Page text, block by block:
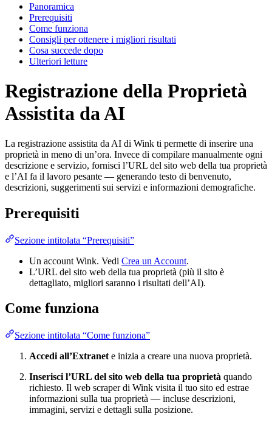
Panoramica
Prerequisiti
Come funziona
Consigli per ottenere i migliori risultati
Cosa succede dopo
Ulteriori letture
Registrazione della Proprietà
Assistita da AI
La registrazione assistita da AI di Wink ti permette di inserire una
proprietà in meno di un’ora. Invece di compilare manualmente ogni
descrizione e servizio, fornisci l’URL del sito web della tua proprietà
e l’AI fa il lavoro pesante — generando testo di benvenuto,
descrizioni, suggerimenti sui servizi e informazioni demografiche.
Prerequisiti
Sezione intitolata “Prerequisiti”
Un account Wink. Vedi Crea un Account.
L’URL del sito web della tua proprietà (più il sito è
dettagliato, migliori saranno i risultati dell’AI).
Come funziona
Sezione intitolata “Come funziona”
Accedi all’Extranet e inizia a creare una nuova proprietà.
Inserisci l’URL del sito web della tua proprietà quando
richiesto. Il web scraper di Wink visita il tuo sito ed estrae
informazioni sulla tua proprietà — incluse descrizioni,
immagini, servizi e dettagli sulla posizione.